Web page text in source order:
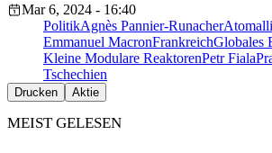
Mar 6, 2024 - 16:40
PolitikAgnès Pannier-Runacher
Emmanuel MacronFrankreichGlobales
Kleine Modulare ReaktorenPetr Fiala
Tschechien
Drucken Aktie
MEIST GELESEN